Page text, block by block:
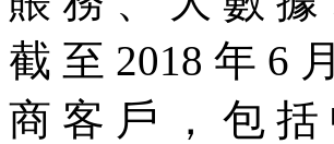
截 至 2018 年 6
商 客 戶 ， 包